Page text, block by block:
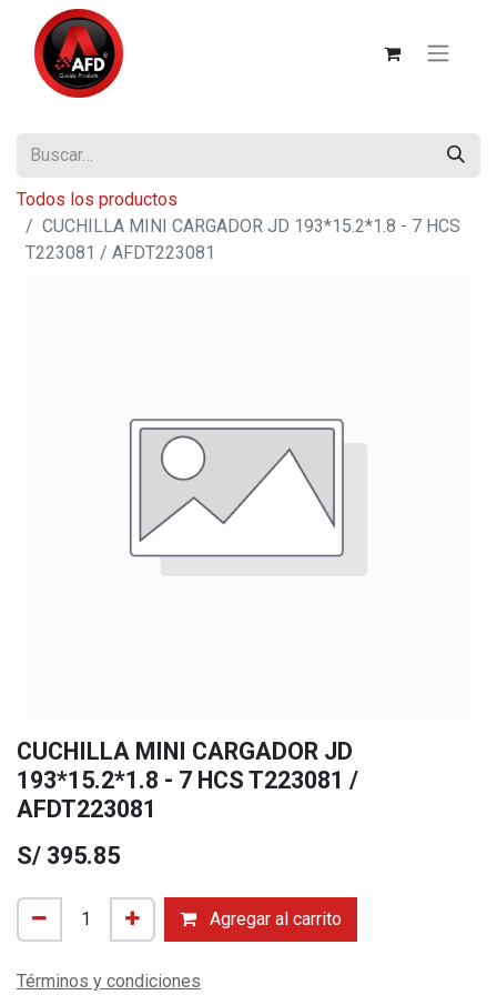
Todos los productos
CUCHILLA MINI CARGADOR JD 193*15.2*1.8 - 7 HCS
T223081 / AFDT223081
CUCHILLA MINI CARGADOR JD
193*15.2*1.8 - 7 HCS T223081 /
AFDT223081
S/ 395.85
Agregar al carrito
Términos y condiciones